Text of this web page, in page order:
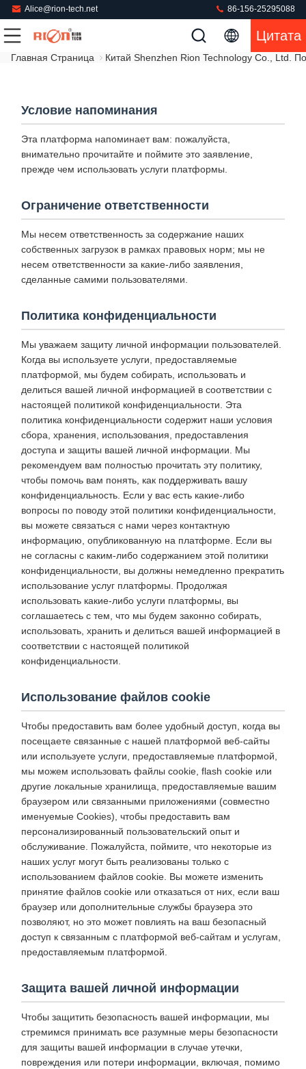
Alice@rion-tech.net 86-156-25295088
Цитата
Главная Страница Китай Shenzhen Rion Technology Co., Ltd.
Условие напоминания
Эта платформа напоминает вам: пожалуйста,
внимательно прочитайте и поймите это заявление,
прежде чем использовать услуги платформы.
Ограничение ответственности
Мы несем ответственность за содержание наших
собственных загрузок в рамках правовых норм; мы не
несем ответственности за какие-либо заявления,
сделанные самими пользователями.
Политика конфиденциальности
Мы уважаем защиту личной информации пользователей.
Когда вы используете услуги, предоставляемые
платформой, мы будем собирать, использовать и
делиться вашей личной информацией в соответствии с
настоящей политикой конфиденциальности. Эта
политика конфиденциальности содержит наши условия
сбора, хранения, использования, предоставления
доступа и защиты вашей личной информации. Мы
рекомендуем вам полностью прочитать эту политику,
чтобы помочь вам понять, как поддерживать вашу
конфиденциальность. Если у вас есть какие-либо
вопросы по поводу этой политики конфиденциальности,
вы можете связаться с нами через контактную
информацию, опубликованную на платформе. Если вы
не согласны с каким-либо содержанием этой политики
конфиденциальности, вы должны немедленно прекратить
использование услуг платформы. Продолжая
использовать какие-либо услуги платформы, вы
соглашаетесь с тем, что мы будем законно собирать,
использовать, хранить и делиться вашей информацией в
соответствии с настоящей политикой
конфиденциальности.
Использование файлов cookie
Чтобы предоставить вам более удобный доступ, когда вы
посещаете связанные с нашей платформой веб-сайты
или используете услуги, предоставляемые платформой,
мы можем использовать файлы cookie, flash cookie или
другие локальные хранилища, предоставляемые вашим
браузером или связанными приложениями (совместно
именуемые Cookies), чтобы предоставить вам
персонализированный пользовательский опыт и
обслуживание. Пожалуйста, поймите, что некоторые из
наших услуг могут быть реализованы только с
использованием файлов cookie. Вы можете изменить
принятие файлов cookie или отказаться от них, если ваш
браузер или дополнительные службы браузера это
позволяют, но это может повлиять на ваш безопасный
доступ к связанным с платформой веб-сайтам и услугам,
предоставляемым платформой.
Защита вашей личной информации
Чтобы защитить безопасность вашей информации, мы
стремимся принимать все разумные меры безопасности
для защиты вашей информации в случае утечки,
повреждения или потери информации, включая, помимо